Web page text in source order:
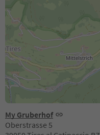
My Gruberhof
Oberstrasse 5